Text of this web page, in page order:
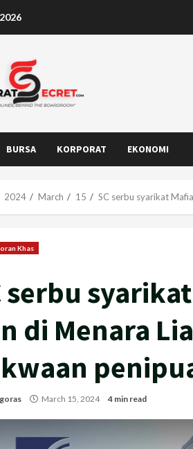
BURSA KORPORAT EKONOMI
2024 March 15 SC serbu syarikat
Khas
serbu
di Menara
March 15, 2024 4 min read